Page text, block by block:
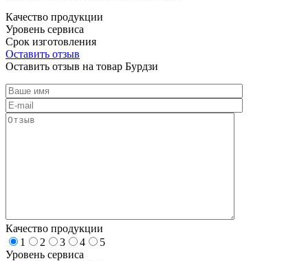
Качество продукции
Уровень сервиса
Срок изготовления
Оставить отзыв
Оставить отзыв на товар Бурдзи
Качество продукции
1
2 3 4
5
Уровень сервиса